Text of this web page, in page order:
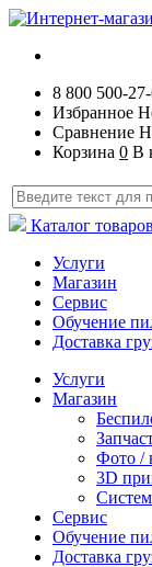
8 800 500-
Избранное
Сравнение
Корзина 0 В
Каталог товаров
Услуги
Магазин
Сервис
Обучение
Доставка
Услуги
Магазин
Фото /
3D
Сервис
Обучение
Доставка